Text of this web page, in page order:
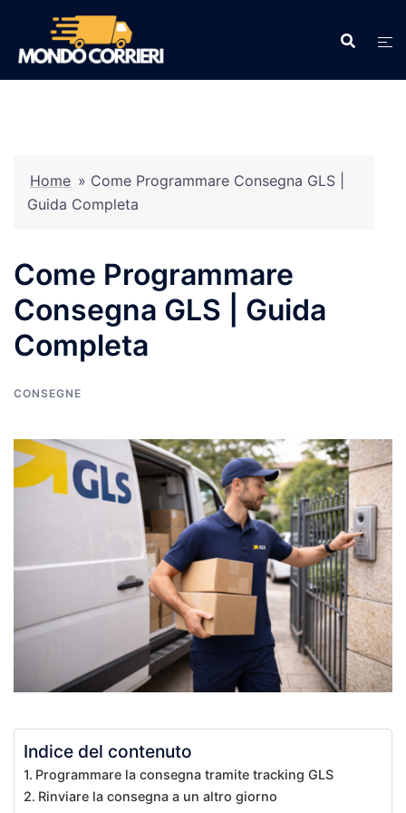
contenuto
Home » Come Programmare Consegna GLS |
Guida Completa
Come Programmare
Consegna GLS | Guida
Completa
CONSEGNE
Indice del contenuto
Programmare la consegna tramite tracking GLS
Rinviare la consegna a un altro giorno